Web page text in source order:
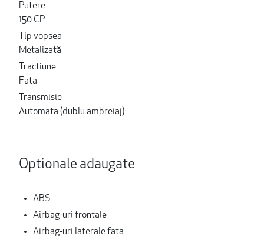
Putere
150 CP
Tip vopsea
Metalizată
Tractiune
Fata
Transmisie
Automata (dublu ambreiaj)
Optionale adaugate
ABS
Airbag-uri frontale
Airbag-uri laterale fata